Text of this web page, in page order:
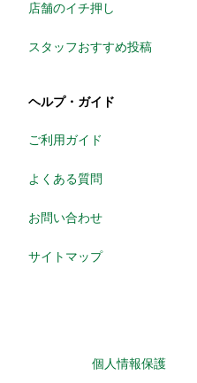
店舗のイチ押し
スタッフおすすめ投稿
ヘルプ・ガイド
ご利用ガイド
よくある質問
お問い合わせ
サイトマップ
個人情報保護